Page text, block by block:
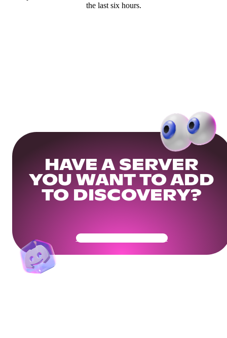
the last six hours.
HAVE A SERVER
YOU WANT TO ADD
TO DISCOVERY?
Get Your Community Ready